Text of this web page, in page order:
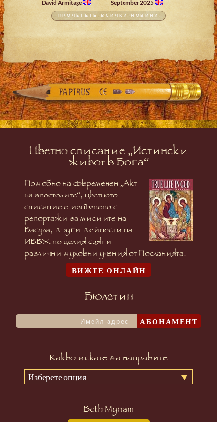
David Armitage September 2025
ПРОЧЕТЕТЕ ВСИЧКИ НОВИНИ
Цветно списание „Истински
живот в Бога“
Подобно на съвременен „Акт
на апостолите“, цветното
списание е изпълнено с
репортажи за мисиите на
Васула, други дейности на
ИВБЖ по целия свят и
различни духовни учения от Посланията.
ВИЖТЕ ОНЛАЙН
Бюлетин
АБОНАМЕНТ
Какво искате да направите
Изберете опция
Beth Myriam